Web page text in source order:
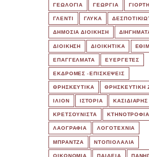
ΓΕΩΛΟΓΙΑ ΓΕΩΡΓΙΑ ΓΙΟΡΤΗ
ΓΛΕΝΤΙ ΓΛΥΚΑ
ΔΗΜΟΣΙΑ ΔΙΟΙΚΗΣΗ
ΔΙΟΙΚΗΣΗ ΔΙΟΙΚΗΤΙΚΑ
ΕΠΑΓΓΕΛΜΑΤΑ ΕΥΕΡΓΕΤΕΣ
ΕΚΔΡΟΜΈΣ -ΕΠΙΣΚΕΨΕΙΣ
ΘΡΗΣΚΕΥΤΙΚΑ ΘΡΗΣΚΕΥΤΙΚΗ
ΙΛΙΟΝ ΙΣΤΟΡΙΑ ΚΑΣΙΔΙΑΡΗΣ
ΚΡΕΤΣΟΥΝΙΣΤΑ ΚΤΗΝΟΤΡΟΦΙΑ
ΛΑΟΓΡΑΦΙΑ ΛΟΓΟΤΕΧΝΙΑ
ΜΠΡΑΝΤΖΑ ΝΤΟΠΙΟΛΑΛΙΑ
ΟΙΚΟΝΟΜΙΑ ΠΑΙΔΕΙΑ